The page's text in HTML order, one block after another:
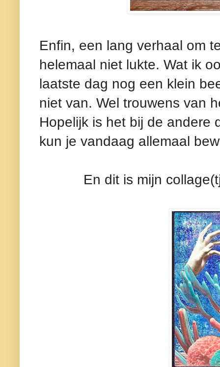
Enfin, een lang verhaal om
helemaal niet lukte. Wat ik
laatste dag nog een klein
niet van. Wel trouwens van
Hopelijk is het bij de andere
kun je vandaag allemaal
En dit is mijn